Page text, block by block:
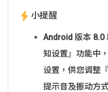
小提醒
Android 版本 8.0
知设置』功能中
设置，供您调整
提示音及振动方